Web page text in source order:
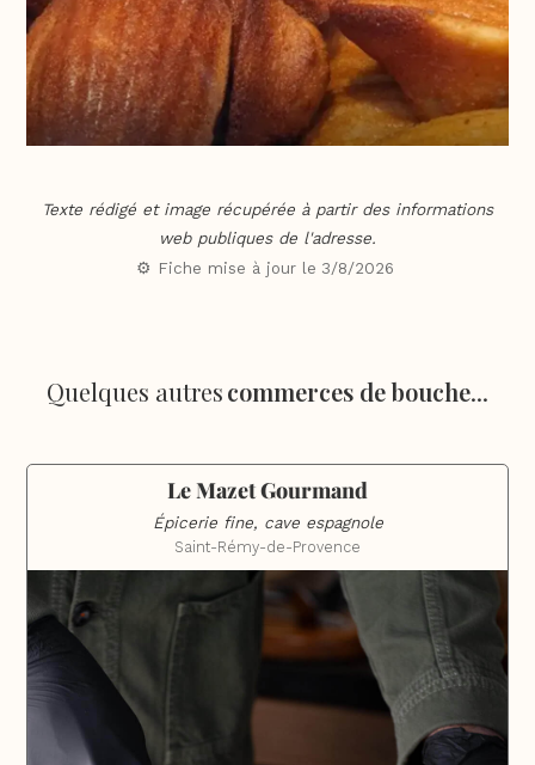
Texte rédigé et image récupérée à partir des informations
web publiques de l'adresse.
⚙️ Fiche mise à jour le 3/8/2026
Quelques autrescommerces de bouche...
Le Mazet Gourmand
Épicerie fine, cave espagnole
Saint-Rémy-de-Provence